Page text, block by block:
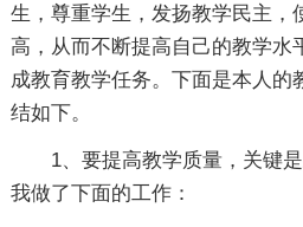
生，尊重学生，发扬教学民主，
高，从而不断提高自己的教学水
成教育教学任务。下面是本人的
结如下。
1、要提高教学质量，关键是
我做了下面的工作：